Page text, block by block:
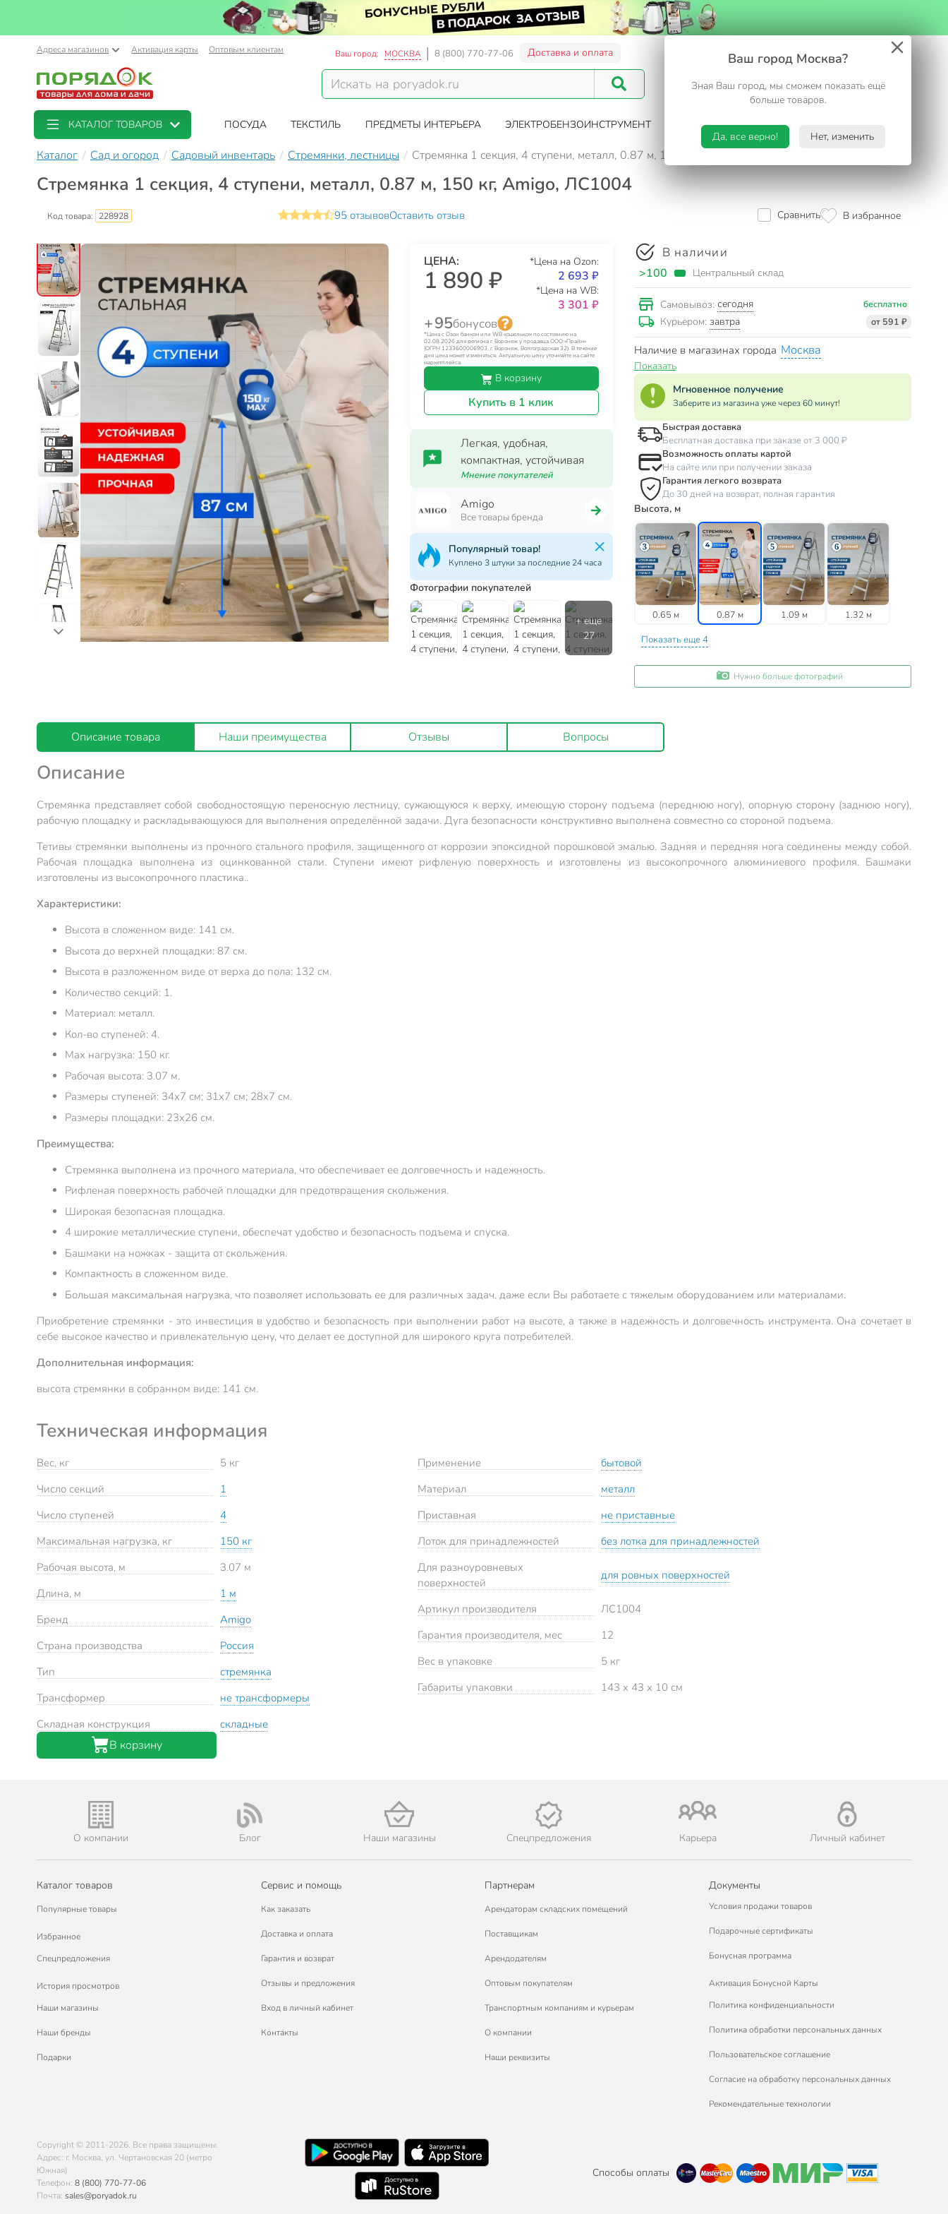
Ваш город Москва?
Зная Ваш город, мы сможем показать ещё
больше товаров.
Да, все верно! Нет, изменить
Адреса магазинов Активация карты Оптовым клиентам Ваш город: МОСКВА 8 (800) 770-77-06 Доставка и оплата
Корзина
КАТАЛОГ ТОВАРОВ ПОСУДА ТЕКСТИЛЬ ПРЕДМЕТЫ ИНТЕРЬЕРА ЭЛЕКТРОБЕНЗОИНСТРУМЕНТ САД И ОГОРОД ТУРИЗМ. ОТДЫХ НА ДАЧЕ
Каталог Сад и огород Садовый инвентарь Стремянки, лестницы Стремянка 1 секция, 4 ступени, металл, 0.87 м, 150 кг, Amigo, ЛС1004
Стремянка 1 секция, 4 ступени, металл, 0.87 м, 150 кг, Amigo, ЛС1004
Код товара: 228928 95 отзывовОставить отзыв Сравнить В избранное
ЦЕНА:
1 890 ₽
*Цена на Ozon:
2 693 ₽
*Цена на WB:
3 301 ₽
+ 95бонусов
*Цена с Озон банком или WB кошельком по состоянию на
02.08.2026 для региона г. Воронеж у продавца ООО «Прайм»
(ОГРН 1233600006903, г. Воронеж, Волгоградская 32). В течение
дня цена может изменяться. Актуальную цену уточняйте на сайте
маркетплейса.
В корзину
Купить в 1 клик
Легкая, удобная,
компактная, устойчивая
Мнение покупателей
Amigo
Все товары бренда
Популярный товар!
Куплено 3 штуки за последние 24 часа
Фотографии покупателей
В наличии
>100 Центральный склад
Самовывоз: сегодня бесплатно
Курьером: завтра от 591 ₽
Наличие в магазинах города Москва
Показать
Мгновенное получение
Заберите из магазина уже через 60 минут!
Быстрая доставка
Бесплатная доставка при заказе от 3 000 ₽
Возможность оплаты картой
На сайте или при получении заказа
Гарантия легкого возврата
До 30 дней на возврат, полная гарантия
Высота, м
0.65 м 0.87 м 1.09 м 1.32 м
Показать еще 4
Нужно больше фотографий
Описание товара Наши преимущества Отзывы Вопросы
Описание
Стремянка представляет собой свободностоящую переносную лестницу, сужающуюся к верху, имеющую сторону подъема (переднюю ногу), опорную сторону (заднюю ногу),
рабочую площадку и раскладывающуюся для выполнения определённой задачи. Дуга безопасности конструктивно выполнена совместно со стороной подъема.
Тетивы стремянки выполнены из прочного стального профиля, защищенного от коррозии эпоксидной порошковой эмалью. Задняя и передняя нога соединены между собой.
Рабочая площадка выполнена из оцинкованной стали. Ступени имеют рифленую поверхность и изготовлены из высокопрочного алюминиевого профиля. Башмаки
изготовлены из высокопрочного пластика..
Характеристики:
Высота в сложенном виде: 141 см.
Высота до верхней площадки: 87 см.
Высота в разложенном виде от верха до пола: 132 см.
Количество секций: 1.
Материал: металл.
Кол-во ступеней: 4.
Max нагрузка: 150 кг.
Рабочая высота: 3.07 м.
Размеры ступеней: 34х7 см; 31х7 см; 28х7 см.
Размеры площадки: 23х26 см.
Преимущества:
Стремянка выполнена из прочного материала, что обеспечивает ее долговечность и надежность.
Рифленая поверхность рабочей площадки для предотвращения скольжения.
Широкая безопасная площадка.
4 широкие металлические ступени, обеспечат удобство и безопасность подъема и спуска.
Башмаки на ножках - защита от скольжения.
Компактность в сложенном виде.
Большая максимальная нагрузка, что позволяет использовать ее для различных задач, даже если Вы работаете с тяжелым оборудованием или материалами.
Приобретение стремянки - это инвестиция в удобство и безопасность при выполнении работ на высоте, а также в надежность и долговечность инструмента. Она сочетает в
себе высокое качество и привлекательную цену, что делает ее доступной для широкого круга потребителей.
Дополнительная информация:
высота стремянки в собранном виде: 141 см.
Техническая информация
Вес, кг
5 кг
Число секций
1
Число ступеней
4
Максимальная нагрузка, кг
150 кг
Рабочая высота, м
3.07 м
Длина, м
1 м
Бренд
Amigo
Страна производства
Россия
Тип
стремянка
Трансформер
не трансформеры
Складная конструкция
складные
Применение
бытовой
Материал
металл
Приставная
не приставные
Лоток для принадлежностей
без лотка для принадлежностей
Для разноуровневых
поверхностей
для ровных поверхностей
Артикул производителя
ЛС1004
Гарантия производителя, мес
12
Вес в упаковке
5 кг
Габариты упаковки
143 x 43 x 10 см
В корзину
О компании Блог Наши магазины Спецпредложения Карьера Личный кабинет
Каталог товаров
Популярные товары
Избранное
Спецпредложения
История просмотров
Наши магазины
Наши бренды
Подарки
Сервис и помощь
Как заказать
Доставка и оплата
Гарантия и возврат
Отзывы и предложения
Вход в личный кабинет
Контакты
Партнерам
Арендаторам складских помещений
Поставщикам
Арендодателям
Оптовым покупателям
Транспортным компаниям и курьерам
О компании
Наши реквизиты
Документы
Условия продажи товаров
Подарочные сертификаты
Бонусная программа
Активация Бонусной Карты
Политика конфиденциальности
Политика обработки персональных данных
Пользовательское соглашение
Согласие на обработку персональных данных
Рекомендательные технологии
Copyright © 2011-2026. Все права защищены.
Адрес: г. Москва, ул. Чертановская 20 (метро
Южная)
Телефон: 8 (800) 770-77-06
Почта: sales@poryadok.ru
Способы оплаты